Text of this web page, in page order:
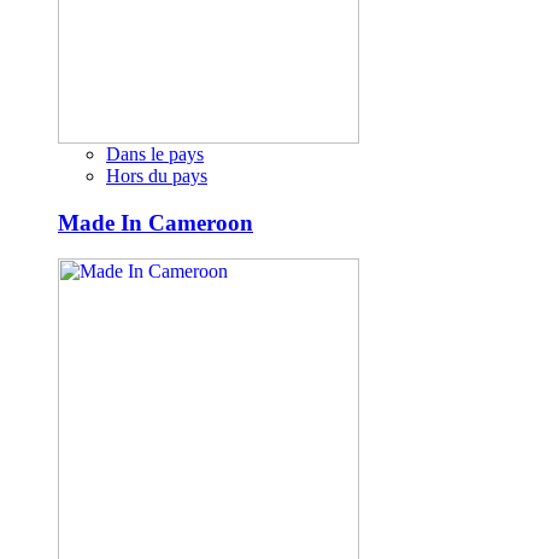
Dans le pays
Hors du pays
Made In Cameroon